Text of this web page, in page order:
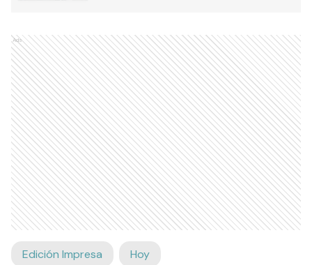
Ads
Edición Impresa Hoy